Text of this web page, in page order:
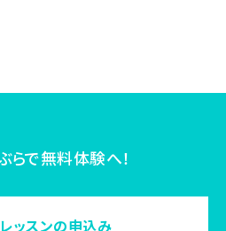
らで無料体験へ！
ッスンの申込み